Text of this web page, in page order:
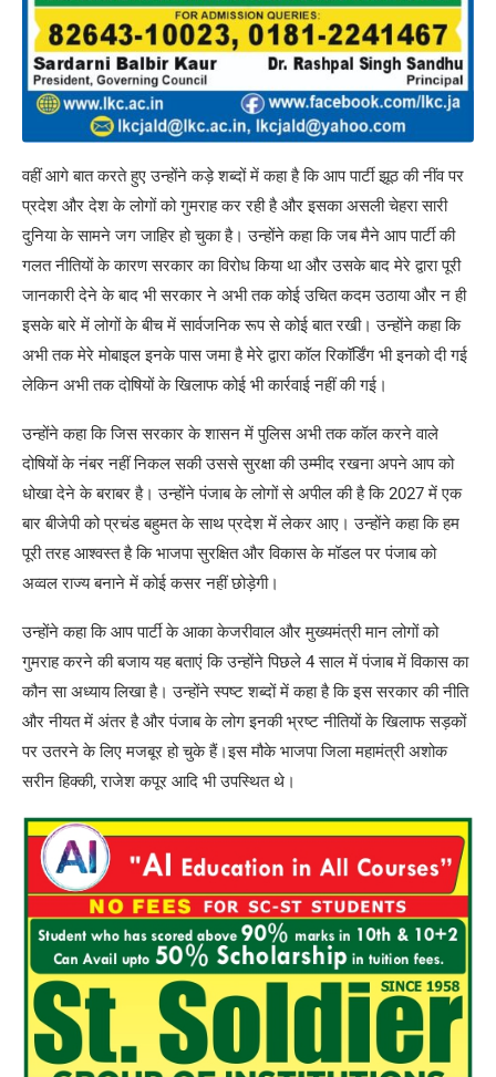
वहीं आगे बात करते हुए उन्होंने कड़े शब्दों में कहा है कि आप पार्टी झूठ की नींव पर
प्रदेश और देश के लोगों को गुमराह कर रही है और इसका असली चेहरा सारी
दुनिया के सामने जग जाहिर हो चुका है। उन्होंने कहा कि जब मैने आप पार्टी की
गलत नीतियों के कारण सरकार का विरोध किया था और उसके बाद मेरे द्वारा पूरी
जानकारी देने के बाद भी सरकार ने अभी तक कोई उचित कदम उठाया और न ही
इसके बारे में लोगों के बीच में सार्वजनिक रूप से कोई बात रखी। उन्होंने कहा कि
अभी तक मेरे मोबाइल इनके पास जमा है मेरे द्वारा कॉल रिकॉर्डिंग भी इनको दी गई
लेकिन अभी तक दोषियों के खिलाफ कोई भी कार्रवाई नहीं की गई।
उन्होंने कहा कि जिस सरकार के शासन में पुलिस अभी तक कॉल करने वाले
दोषियों के नंबर नहीं निकल सकी उससे सुरक्षा की उम्मीद रखना अपने आप को
धोखा देने के बराबर है। उन्होंने पंजाब के लोगों से अपील की है कि 2027 में एक
बार बीजेपी को प्रचंड बहुमत के साथ प्रदेश में लेकर आए। उन्होंने कहा कि हम
पूरी तरह आश्वस्त है कि भाजपा सुरक्षित और विकास के मॉडल पर पंजाब को
अव्वल राज्य बनाने में कोई कसर नहीं छोड़ेगी।
उन्होंने कहा कि आप पार्टी के आका केजरीवाल और मुख्यमंत्री मान लोगों को
गुमराह करने की बजाय यह बताएं कि उन्होंने पिछले 4 साल में पंजाब में विकास का
कौन सा अध्याय लिखा है। उन्होंने स्पष्ट शब्दों में कहा है कि इस सरकार की नीति
और नीयत में अंतर है और पंजाब के लोग इनकी भ्रष्ट नीतियों के खिलाफ सड़कों
पर उतरने के लिए मजबूर हो चुके हैं।इस मौके भाजपा जिला महामंत्री अशोक
सरीन हिक्की, राजेश कपूर आदि भी उपस्थित थे।